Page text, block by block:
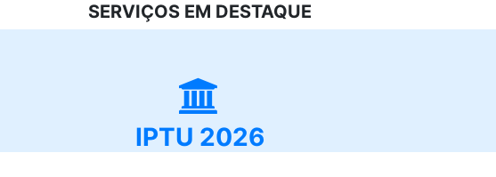
SERVIÇOS EM DESTAQUE
IPTU 2026